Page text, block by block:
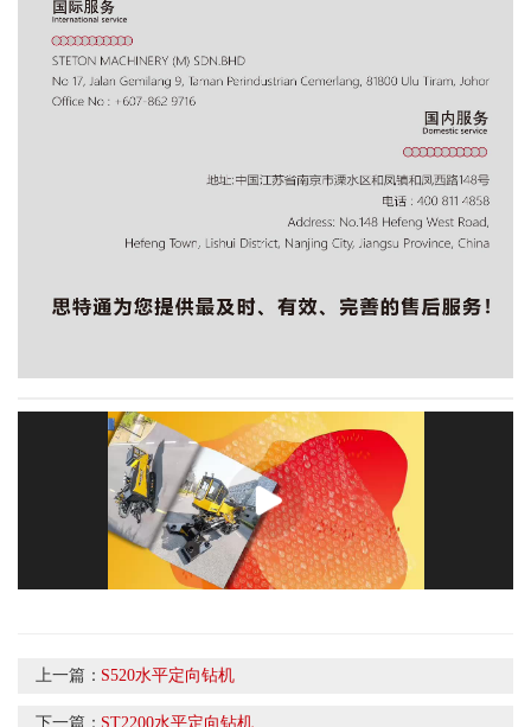
上一篇： S520水平定向钻机
下一篇： ST2200水平定向钻机